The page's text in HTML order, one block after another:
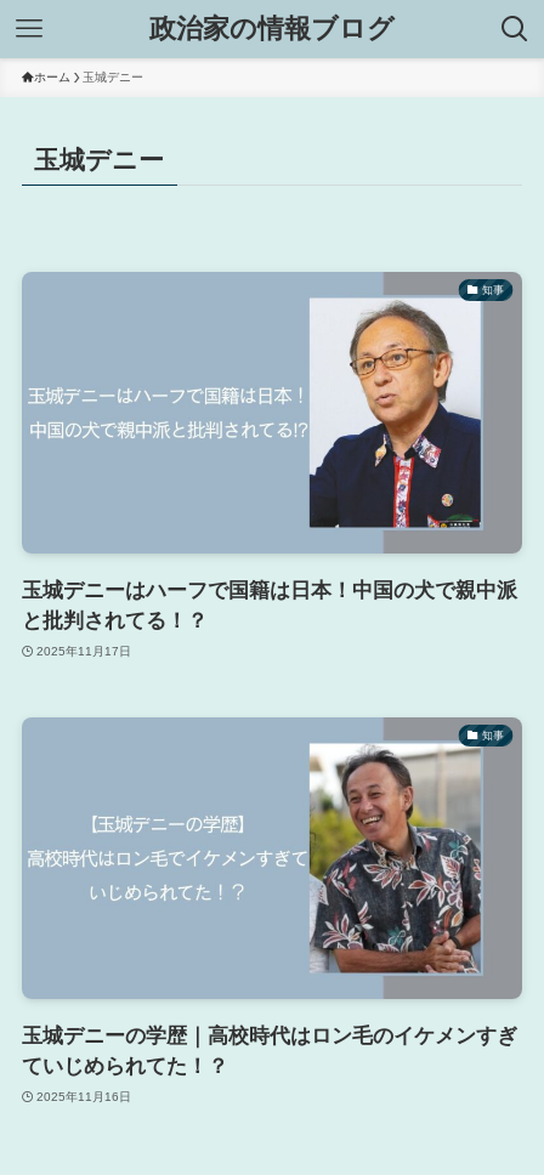
政治家の情報ブログ
ホーム 玉城デニー
玉城デニー
知事
玉城デニーはハーフで国籍は日本！中国の犬で親中派
と批判されてる！？
2025年11月17日
知事
玉城デニーの学歴｜高校時代はロン毛のイケメンすぎ
ていじめられてた！？
2025年11月16日